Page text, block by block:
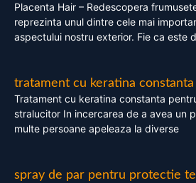
Placenta Hair – Redescopera
reprezinta unul dintre cele mai
aspectului nostru exterior. Fie ca este
tratament cu keratina constanta
Tratament cu keratina constanta
stralucitor In incercarea de a avea un
multe persoane apeleaza la diverse
spray de par pentru protectie